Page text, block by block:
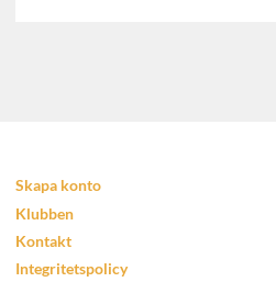
Skapa konto
Klubben
Kontakt
Integritetspolicy